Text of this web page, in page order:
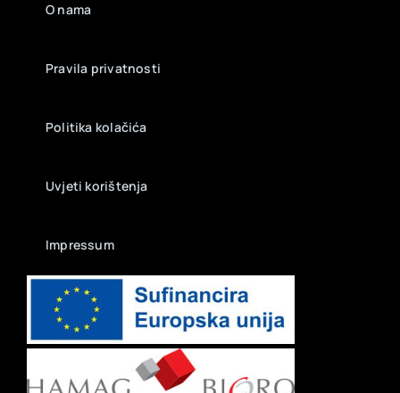
O nama
Pravila privatnosti
Politika kolačića
Uvjeti korištenja
Impressum